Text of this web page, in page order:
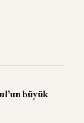
büyük